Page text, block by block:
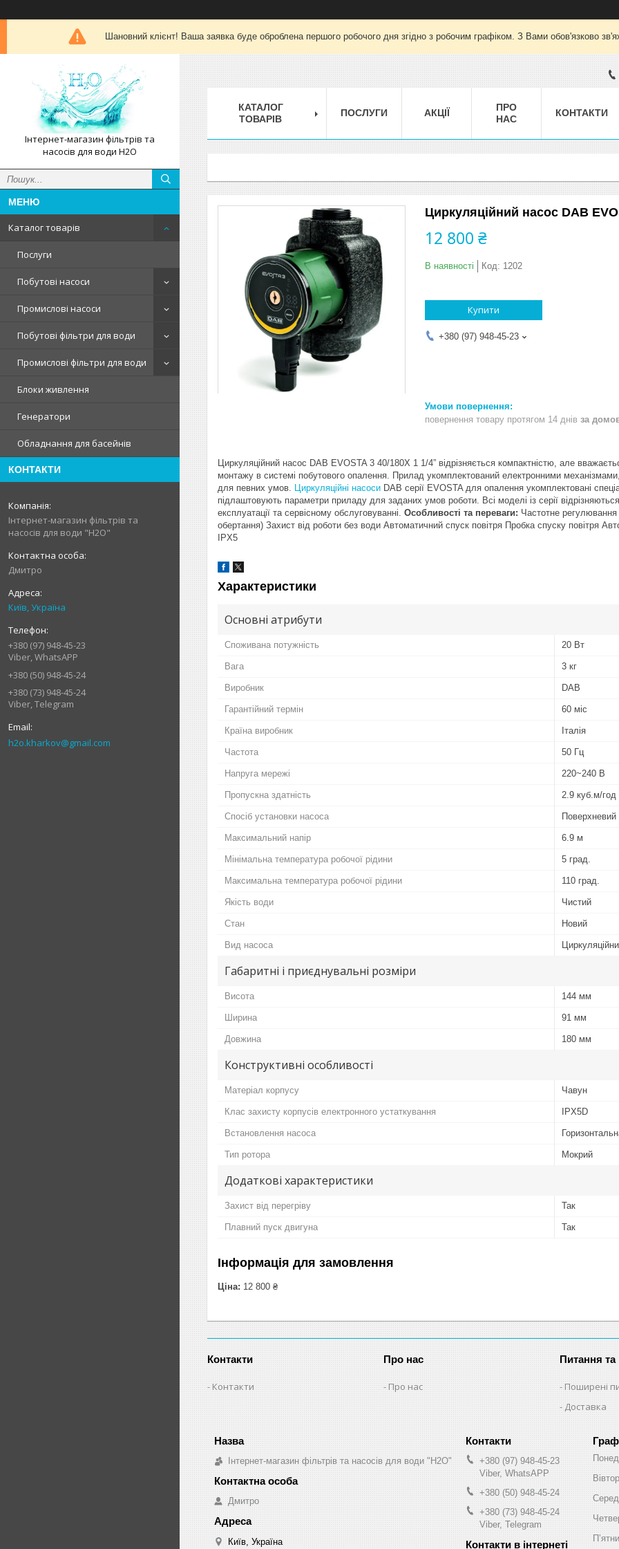
Шановний клієнт! Ваша заявка буде оброблена першого робочого дня згідно з робочим графіком. З Вами обов'язково
Інтернет-магазин фільтрів та
насосів для води H2O
Каталог товарів
Послуги
Побутові насоси
Промислові насоси
Побутові фільтри для води
Промислові фільтри для води
Блоки живлення
Генератори
Обладнання для басейнів
КОНТАКТИ
Інтернет-магазин фільтрів та
насосів для води "H2O"
Дмитро
Київ, Україна
+380 (97) 948-45-23
Viber, WhatsAPP
+380 (50) 948-45-24
+380 (73) 948-45-24
Viber, Telegram
h2o.kharkov@gmail.com
КАТАЛОГ
ТОВАРІВ
ПОСЛУГИ АКЦІЇ
ПРО
НАС
КОНТАКТИ
Циркуляційний насос DAB
12 800 ₴
В наявності Код: 1202
Купити
+380 (97) 948-45-23
повернення товару протягом 14 днів за
Циркуляційний насос DAB EVOSTA 3 40/180Х 1 1/4” відрізняється компактністю, але
монтажу в системі побутового опалення. Прилад укомплектований електронними
для певних умов.
Циркуляційні насоси DAB серії EVOSTA для опалення укомплектовані
підлаштовують параметри приладу для заданих умов роботи. Всі моделі із серії
експлуатації та сервісному обслуговуванні. Особливості та переваги: Частотне
обертання) Захист від роботи без води Автоматичний спуск повітря Пробка спуску повітря
IPX5
Характеристики
Основні атрибути
Споживана потужність 20 Вт
Вага 3 кг
Виробник DAB
Гарантійний термін 60 міс
Країна виробник Італія
Частота 50 Гц
Напруга мережі 220~240 В
Пропускна здатність 2.9 куб.м/год
Спосіб установки насоса Поверхневий
Максимальний напір 6.9 м
Мінімальна температура робочої рідини 5 град.
Максимальна температура робочої рідини 110 град.
Якість води Чистий
Стан Новий
Вид насоса
Габаритні і приєднувальні розміри
Висота 144 мм
Ширина 91 мм
Довжина 180 мм
Конструктивні особливості
Матеріал корпусу Чавун
Клас захисту корпусів електронного устаткування IPX5D
Встановлення насоса
Тип ротора Мокрий
Додаткові характеристики
Захист від перегріву Так
Плавний пуск двигуна Так
Інформація для замовлення
Ціна: 12 800 ₴
Контакти
Контакти
Про нас
Про нас
Питання та
Поширені
Доставка
Інтернет-магазин фільтрів та насосів для води "H2O"
Дмитро
Київ, Україна
+380 (97) 948-45-23
Viber, WhatsAPP
+380 (50) 948-45-24
+380 (73) 948-45-24
Viber, Telegram